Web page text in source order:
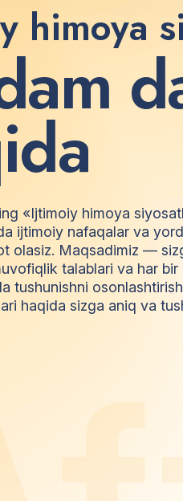
himoya
am d
ida
«Ijtimoiy himoya
ijtimoiy nafaqalar va
olasiz. Maqsadimiz —
talablari va har
tushunishni
haqida sizga aniq va